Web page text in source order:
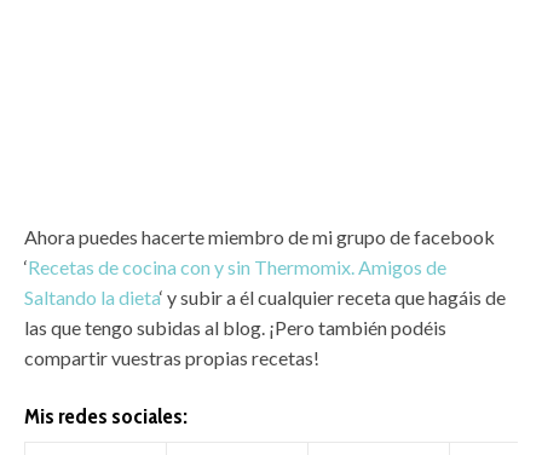
Ahora puedes hacerte miembro de mi grupo de facebook
‘Recetas de cocina con y sin Thermomix. Amigos de
Saltando la dieta‘ y subir a él cualquier receta que hagáis de
las que tengo subidas al blog. ¡Pero también podéis
compartir vuestras propias recetas!
Mis redes sociales: